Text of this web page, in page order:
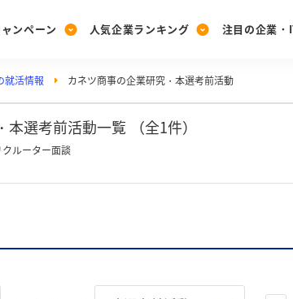
ンペーン
Post
投稿する
[27卒] 本選考体
人気企業ランキング
Ranking
ランキングを見る
Vote
注目の企業・
PickUp
注目の企業特集
就活情報 カネツ商事の企業研究・本選考前活動
選考前活動一覧 （全1件）
ルーター面談